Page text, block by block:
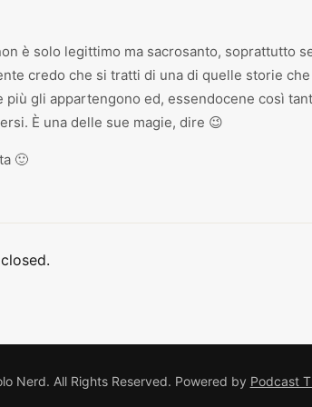
è solo legittimo ma sacrosanto, soprattutto
credo che si tratti di una di quelle storie che
gli appartengono ed, essendocene così
È una delle sue magie, dire 😉
🙂
Nerd. All Rights Reserved. Powered by Podcast